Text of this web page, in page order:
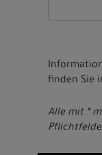
finden Sie
Alle mit *